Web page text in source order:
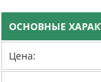
ОСНОВНЫЕ
Цена: